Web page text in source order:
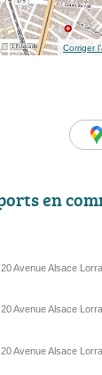
Corriger
en
Avenue Alsace
Avenue Alsace
Avenue Alsace